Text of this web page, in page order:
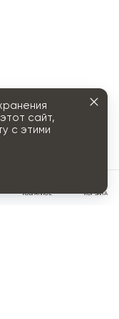
ИЗБРАННОЕ КОРЗИНА
сайт,
с этими